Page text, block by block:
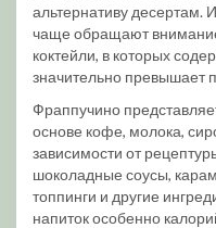
альтернативу десертам.
чаще обращают
коктейли, в которых
значительно превышает
Фраппучино
основе кофе, молока,
зависимости от
шоколадные соусы,
топпинги и другие
напиток особенно